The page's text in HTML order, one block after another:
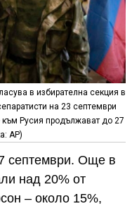
в избирателна секция в
на 23 септември
Русия продължават до 27
AP)
септември. Още в
над 20% от
– около 15%,